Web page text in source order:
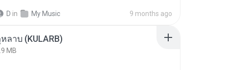
D in My Music 9 months ago
ลาบ (KULARB)
MB